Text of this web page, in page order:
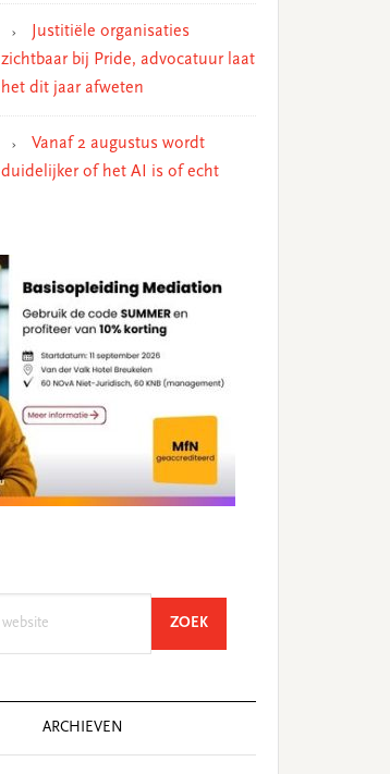
Justitiële organisaties
zichtbaar bij Pride, advocatuur laat
het dit jaar afweten
Vanaf 2 augustus wordt
duidelijker of het AI is of echt
ZOEKSEARCH
ARCHIEVEN